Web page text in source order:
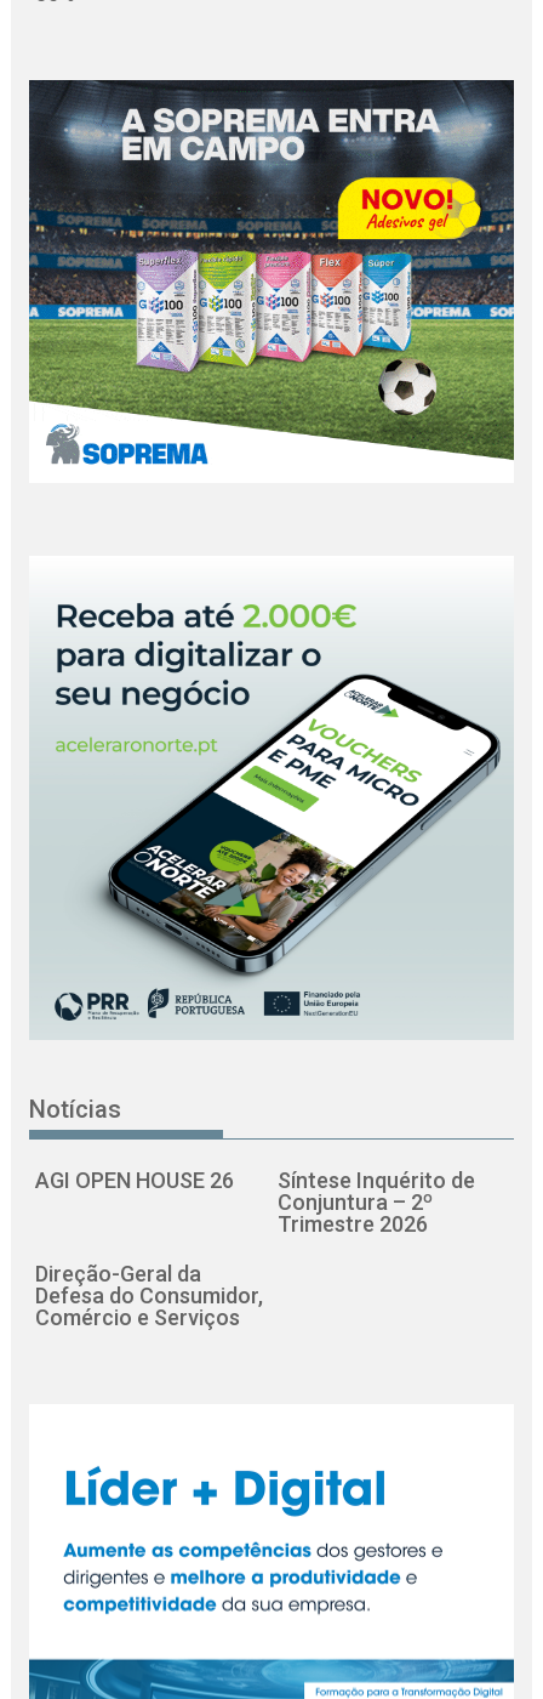
Notícias
AGI OPEN HOUSE 26
Síntese Inquérito de
Conjuntura – 2º
Trimestre 2026
Direção-Geral da
Defesa do Consumidor,
Comércio e Serviços